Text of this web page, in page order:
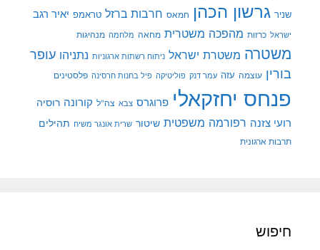
שניר גרשון הכהן חמאס חרבות ברזל טראמפ יאיר רגב
ישראל כרזות מהפכה משטרית מחאה מלחמה מנהיגות
משטרה משטרת ישראל ניתוח רשתות ארגוניות נתניהו עופר
בורין עוצמה עזה עמר דנק פוליטיקה פיל בחנות חרסינה פלסטינים
פנחס יחזקאלי פרוגרס צבא צה"ל קורונה רוסיה
רועי צזנה רפורמה משפטית שיטור שרית אונגר משיח תהילים
תרבות ארגונית
חיפוש